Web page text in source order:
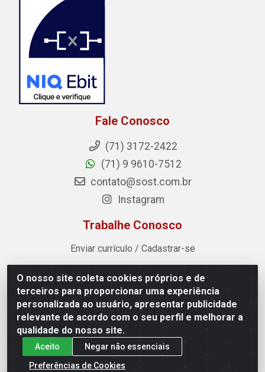
O nosso site coleta cookies próprios e de
terceiros para proporcionar uma experiência
personalizada ao usuário, apresentar publicidade
relevante de acordo com o seu perfil e melhorar a
qualidade do nosso site.
Aceito
Negar não essenciais
Preferências de Cookies
Fale Conosco
(71) 3172-2422
(71) 9 9610-7512
contato@sost.com.br
Instagram
Trabalhe Conosco
Enviar currículo / Cadastrar-se
Sost Distribuidora - Rua Cândido Rissut, 254 - Recreio
Ipitanga, Lauro de Freitas/BA - CEP 42.700-590 - CNPJ
07.041.307/0001-80